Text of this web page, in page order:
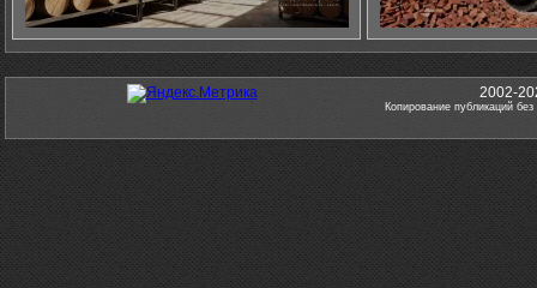
2002-
Копирование публикаций